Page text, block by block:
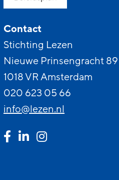
Contact
Stichting Lezen
Nieuwe Prinsengracht 89
1018 VR Amsterdam
020 623 05 66
info@lezen.nl